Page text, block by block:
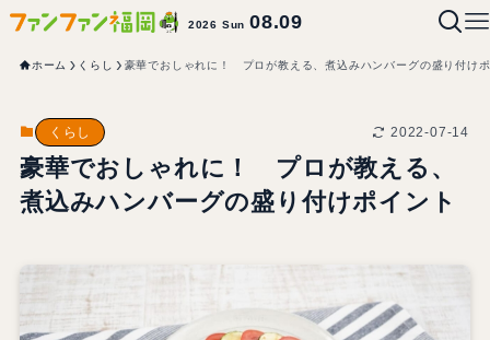
2026 Sun08.09
ホーム くらし 豪華でおしゃれに！ プロが教える、煮込みハンバーグの盛り付け
くらし 2022-07-14
豪華でおしゃれに！ プロが教える、
煮込みハンバーグの盛り付けポイント